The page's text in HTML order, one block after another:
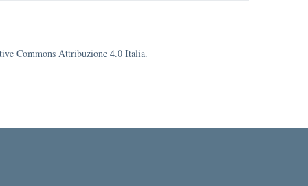
Commons Attribuzione 4.0 Italia.